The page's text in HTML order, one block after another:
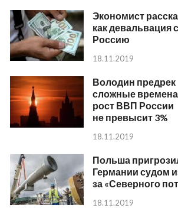
Экономист
как девальвация
Россию
18.11.2019
Володин предрек
сложные
рост ВВП России
не превысит 3%
18.11.2019
Польша
Германии судом
за «Северного
18.11.2019